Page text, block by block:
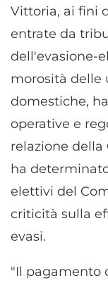
Vittoria, ai fini
entrate da
dell'evasione-
morosità delle
domestiche,
operative e
relazione della
ha
elettivi del
criticità sulla
evasi.
"Il pagamento